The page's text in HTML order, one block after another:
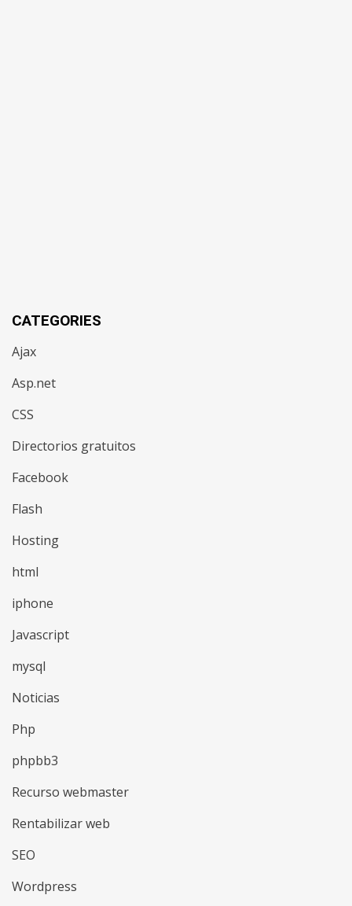
CATEGORIES
Ajax
Asp.net
CSS
Directorios gratuitos
Facebook
Flash
Hosting
html
iphone
Javascript
mysql
Noticias
Php
phpbb3
Recurso webmaster
Rentabilizar web
SEO
Wordpress